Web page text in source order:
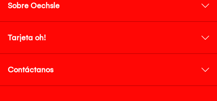
Sobre Oechsle
Tarjeta oh!
Contáctanos